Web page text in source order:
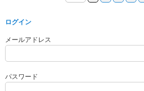
ログイン
メールアドレス
パスワード